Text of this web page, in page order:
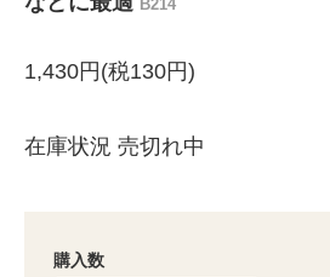
B214
1,430円(税130円)
在庫状況 売切れ中
購入数